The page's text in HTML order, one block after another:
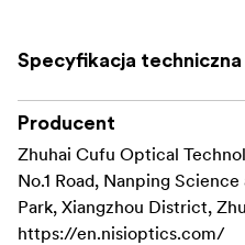
gęstości, przedni pierścień
odpowiadającymi różnym
jest wyposażony w
zapewniające pewny chwyt
demontaż.
Specyfikacja techniczna
Producent
Zhuhai Cufu Optical
No.1 Road, Nanping
Park, Xiangzhou District,
https://en.nisioptics.com/